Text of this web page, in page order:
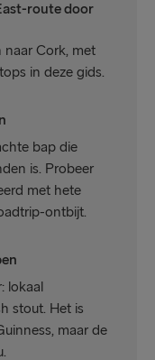
route door
naar Cork, met
in deze gids.
bap die
is. Probeer
met hete
ontbijt.
lokaal
stout. Het is
maar de